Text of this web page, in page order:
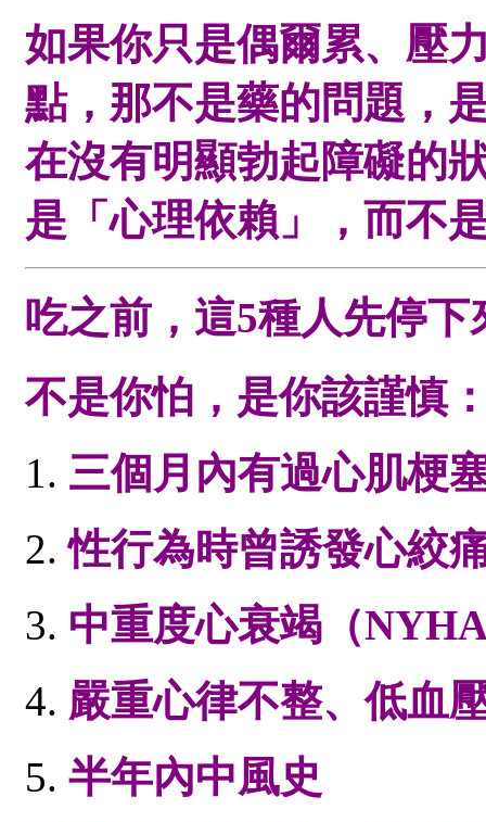
如果你只是偶爾累、壓
點，那不是藥的問題，
在沒有明顯勃起障礙的
是「心理依賴」，而不
吃之前，這5種人先停下
不是你怕，是你該謹慎
三個月內有過心肌梗
性行為時曾誘發心絞
中重度心衰竭（
嚴重心律不整、低血
半年內中風史